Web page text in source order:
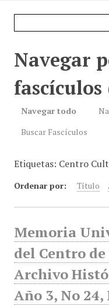
Navegar
Navegar todo
Buscar Fascículos
Etiquetas: Centro
Ordenar por: Título
Memoria
del Centro
Archivo
Año 3, No 24,